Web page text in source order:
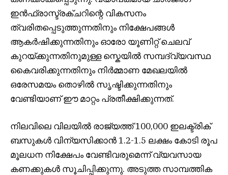
ഇൻഫ്രാസ്ട്രക്ചറിന്റെ വികസനം
ത്വരിതപ്പെടുത്തുന്നതിനും നിക്ഷേപങ്ങൾ
ആകർഷിക്കുന്നതിനും ഓരോ യൂണിറ്റ് ചെലവ്
കുറയ്ക്കുന്നതിനുമുള്ള സ്കെയിൽ സമ്പദ്‌വ്യവസ്ഥ
കൈവരിക്കുന്നതിനും നിർമ്മാണ മേഖലയിൽ
ഒരേസമയം തൊഴിൽ സൃഷ്ടിക്കുന്നതിനും
വേണ്ടിയാണ് ഈ മാറ്റം പ്രതീക്ഷിക്കുന്നത്.
നിലവിലെ വിലയിൽ രാജ്യത്ത് 100,000 ഇലക്ട്രിക്
ബസുകൾ വിന്യസിക്കാൻ 1.2-1.5 ലക്ഷം കോടി രൂപ
മൂലധന നിക്ഷേപം വേണ്ടിവരുമെന്ന് വ്യവസായ
കണക്കുകൾ സൂചിപ്പിക്കുന്നു. അടുത്ത സാമ്പത്തിക